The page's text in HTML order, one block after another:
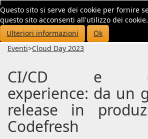
Questo sito si serve dei cookie per fornire
questo sito acconsenti all'utilizzo dei cookie.
Ulteriori informazioni
Ok
Eventi>Cloud Day 2023
CI/CD e
experience: da un
release in
Codefresh